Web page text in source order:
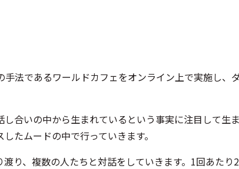
法であるワールドカフェをオンライン上で実施し、
合いの中から生まれているという事実に注目して生
たムードの中で行っていきます。
り、複数の人たちと対話をしていきます。1回あた